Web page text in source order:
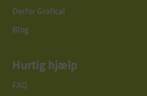
Derfor Grafical
Blog
Hurtig hjælp
FAQ